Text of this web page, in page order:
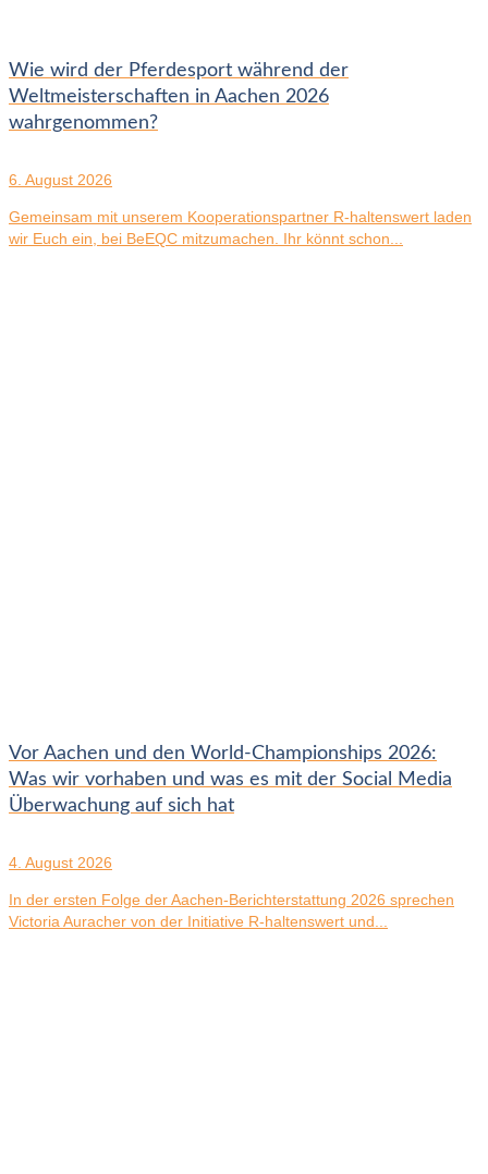
Wie wird der Pferdesport während der
Weltmeisterschaften in Aachen 2026
wahrgenommen?
6. August 2026
Gemeinsam mit unserem Kooperationspartner R-haltenswert laden
wir Euch ein, bei BeEQC mitzumachen. Ihr könnt schon...
Vor Aachen und den World-Championships 2026:
Was wir vorhaben und was es mit der Social Media
Überwachung auf sich hat
4. August 2026
In der ersten Folge der Aachen-Berichterstattung 2026 sprechen
Victoria Auracher von der Initiative R-haltenswert und...